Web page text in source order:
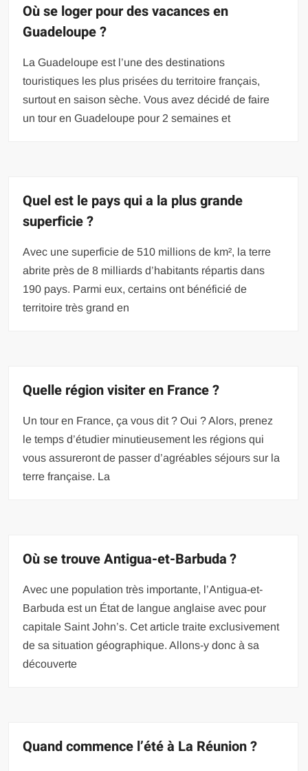
Où se loger pour des vacances en
Guadeloupe ?
La Guadeloupe est l’une des destinations
touristiques les plus prisées du territoire français,
surtout en saison sèche. Vous avez décidé de faire
un tour en Guadeloupe pour 2 semaines et
Quel est le pays qui a la plus grande
superficie ?
Avec une superficie de 510 millions de km², la terre
abrite près de 8 milliards d’habitants répartis dans
190 pays. Parmi eux, certains ont bénéficié de
territoire très grand en
Quelle région visiter en France ?
Un tour en France, ça vous dit ? Oui ? Alors, prenez
le temps d’étudier minutieusement les régions qui
vous assureront de passer d’agréables séjours sur la
terre française. La
Où se trouve Antigua-et-Barbuda ?
Avec une population très importante, l’Antigua-et-
Barbuda est un État de langue anglaise avec pour
capitale Saint John’s. Cet article traite exclusivement
de sa situation géographique. Allons-y donc à sa
découverte
Quand commence l’été à La Réunion ?